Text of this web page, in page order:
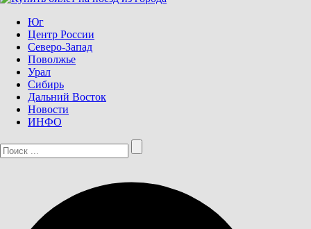
Юг
Центр России
Северо-Запад
Поволжье
Урал
Сибирь
Дальний Восток
Новости
ИНФО